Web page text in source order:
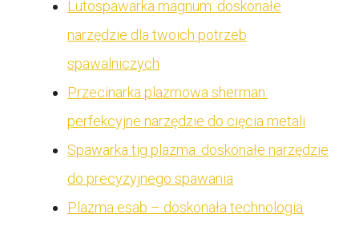
Lutospawarka magnum: doskonałe
narzędzie dla twoich potrzeb
spawalniczych
Przecinarka plazmowa sherman:
perfekcyjne narzędzie do cięcia metali
Spawarka tig plazma: doskonałe narzędzie
do precyzyjnego spawania
Plazma esab – doskonała technologia